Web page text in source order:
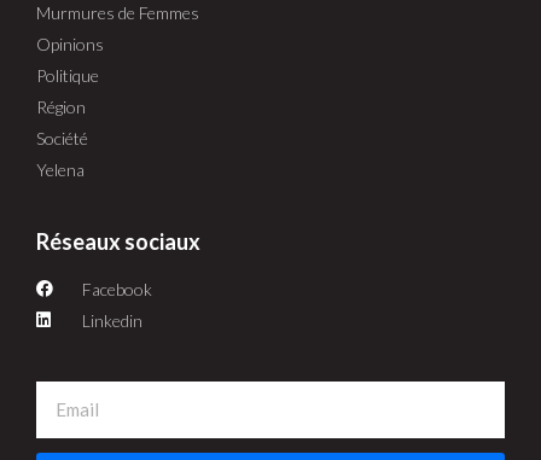
Murmures de Femmes
Opinions
Politique
Région
Société
Yelena
Réseaux sociaux
Facebook
Linkedin